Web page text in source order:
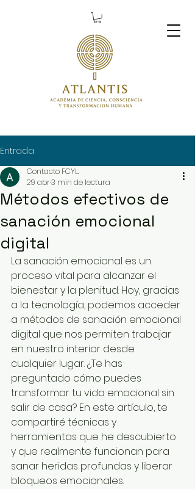
Entrada
Métodos efectivos de
sanación emocional
digital
Contacto FCYL.
29 abr3 min de lectura
La sanación emocional es un
proceso vital para alcanzar el
bienestar y la plenitud. Hoy, gracias
a la tecnología, podemos acceder
a métodos de sanación emocional
digital que nos permiten trabajar
en nuestro interior desde
cualquier lugar. ¿Te has
preguntado cómo puedes
transformar tu vida emocional sin
salir de casa? En este artículo, te
compartiré técnicas y
herramientas que he descubierto
y que realmente funcionan para
sanar heridas profundas y liberar
bloqueos emocionales.